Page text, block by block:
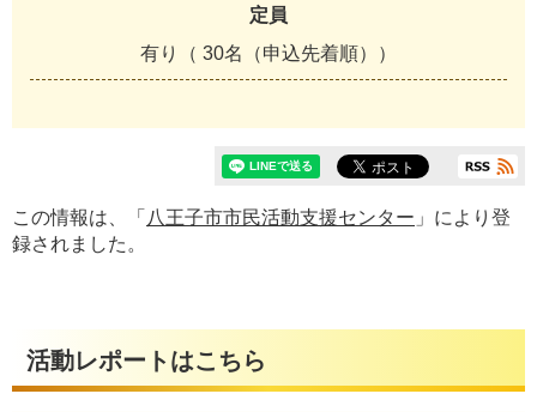
定員
有り（ 30名（申込先着順））
この情報は、「 八王子市市民活動支援センター 」により登
録されました。
活動レポートはこちら